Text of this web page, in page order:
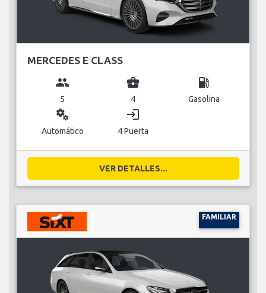
MERCEDES E CLASS
group
5
business_center
4
local_gas_station
Gasolina
miscellaneous_services
Automático
login
4 Puerta
VER DETALLES...
FAMILIAR